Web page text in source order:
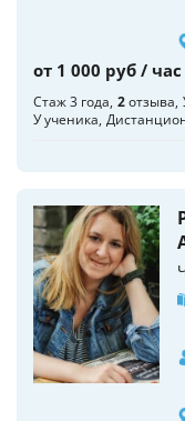
от 1 000 руб / час
Стаж 3 года 2отзыва
У ученика